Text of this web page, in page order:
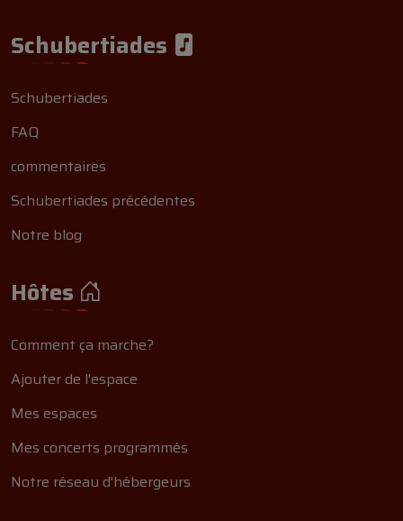
Schubertiades
Schubertiades
FAQ
commentaires
Schubertiades précédentes
Notre blog
Hôtes
Comment ça marche?
Ajouter de l'espace
Mes espaces
Mes concerts programmés
Notre réseau d'hébergeurs